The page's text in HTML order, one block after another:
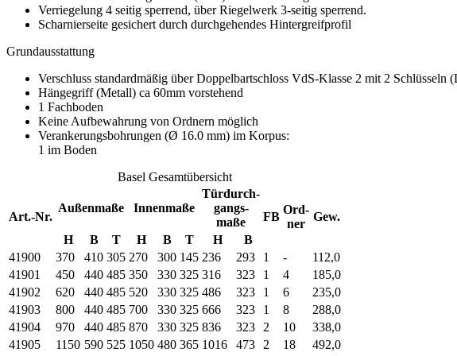
Verriegelung 4 seitig sperrend, über Riegelwerk 3-seitig sperrend.
Scharnierseite gesichert durch durchgehendes Hintergreifprofil
Grundausstattung
Verschluss standardmäßig über Doppelbartschloss VdS-Klasse 2 mit 2 Schlüsseln
Hängegriff (Metall) ca 60mm vorstehend
1 Fachboden
Keine Aufbewahrung von Ordnern möglich
Verankerungsbohrungen (Ø 16.0 mm) im Korpus:
1 im Boden
Basel Gesamtübersicht
Art.-Nr.
Außenmaße Innenmaße
Türdurch-
gangs-
maße
FB
Ord-
ner
Gew.
H
B T H B T H
B
41900
370 410 305 270 300 145 236 293 1 -
112,0
41901
450 440 485 350 330 325 316 323 1 4
185,0
41902
620 440 485 520 330 325 486 323 1 6
235,0
41903
800 440 485 700 330 325 666 323 1 8
288,0
41904
970 440 485 870 330 325 836 323 2 10
338,0
41905
1150 590 525 1050 480 365 1016 473 2 18
492,0